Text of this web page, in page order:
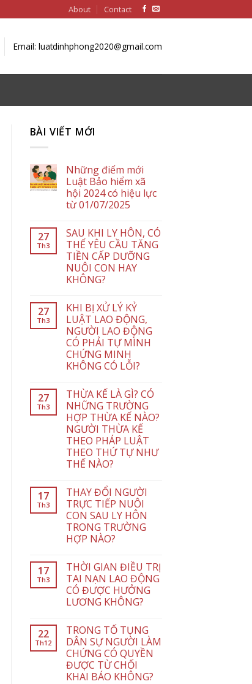
About Contact
Email: luatdinhphong2020@gmail.com
BÀI VIẾT MỚI
Những điểm mới
Luật Bảo hiểm xã
hội 2024 có hiệu lực
từ 01/07/2025
27
Th3
SAU KHI LY HÔN, CÓ
THỂ YÊU CẦU TĂNG
TIỀN CẤP DƯỠNG
NUÔI CON HAY
KHÔNG?
27
Th3
KHI BỊ XỬ LÝ KỶ
LUẬT LAO ĐỘNG,
NGƯỜI LAO ĐỘNG
CÓ PHẢI TỰ MÌNH
CHỨNG MINH
KHÔNG CÓ LỖI?
27
Th3
THỪA KẾ LÀ GÌ? CÓ
NHỮNG TRƯỜNG
HỢP THỪA KẾ NÀO?
NGƯỜI THỪA KẾ
THEO PHÁP LUẬT
THEO THỨ TỰ NHƯ
THẾ NÀO?
17
Th3
THAY ĐỔI NGƯỜI
TRỰC TIẾP NUÔI
CON SAU LY HÔN
TRONG TRƯỜNG
HỢP NÀO?
17
Th3
THỜI GIAN ĐIỀU TRỊ
TAI NẠN LAO ĐỘNG
CÓ ĐƯỢC HƯỞNG
LƯƠNG KHÔNG?
22
Th12
TRONG TỐ TỤNG
DÂN SỰ NGƯỜI LÀM
CHỨNG CÓ QUYỀN
ĐƯỢC TỪ CHỐI
KHAI BÁO KHÔNG?